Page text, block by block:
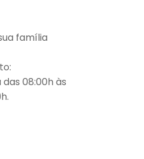
família
08:00h às